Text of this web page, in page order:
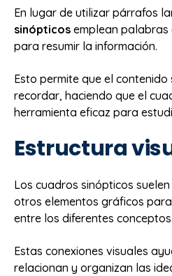
En lugar de utilizar párrafos
sinópticos emplean
para resumir la información.
Esto permite que el
recordar, haciendo que el
herramienta eficaz para
Estructura
Los cuadros sinópticos
otros elementos gráficos
entre los diferentes conceptos.
Estas conexiones visuales
relacionan y organizan las